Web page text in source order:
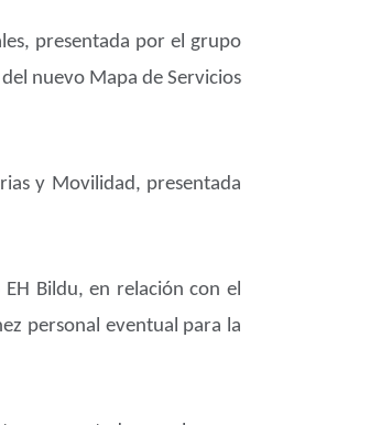
presentada por el grupo
nuevo Mapa de Servicios
y Movilidad, presentada
Bildu, en relación con el
personal eventual para la